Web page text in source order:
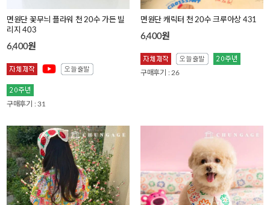
면원단 꽃무늬 플라워 천 20수 가든 빌
리지 403
6,400원
구매후기 : 31
면원단 캐릭터 천 20수 크루아상 431
6,400원
구매후기 : 26